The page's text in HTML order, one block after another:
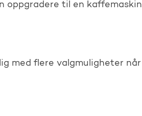
oppgradere til en kaffemaskin
med flere valgmuligheter når